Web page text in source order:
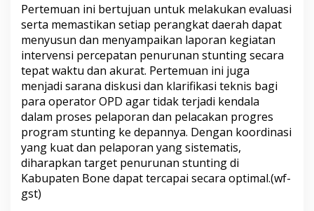
u
n
t
u
k
P
e
c
e
p
a
t
a
n
Pertemuan ini bertujuan untuk melakukan evaluasi
serta memastikan setiap perangkat daerah dapat
menyusun dan menyampaikan laporan kegiatan
intervensi percepatan penurunan stunting secara
tepat waktu dan akurat. Pertemuan ini juga
menjadi sarana diskusi dan klarifikasi teknis bagi
para operator OPD agar tidak terjadi kendala
dalam proses pelaporan dan pelacakan progres
program stunting ke depannya. Dengan koordinasi
yang kuat dan pelaporan yang sistematis,
diharapkan target penurunan stunting di
Kabupaten Bone dapat tercapai secara optimal.(wf-
gst)